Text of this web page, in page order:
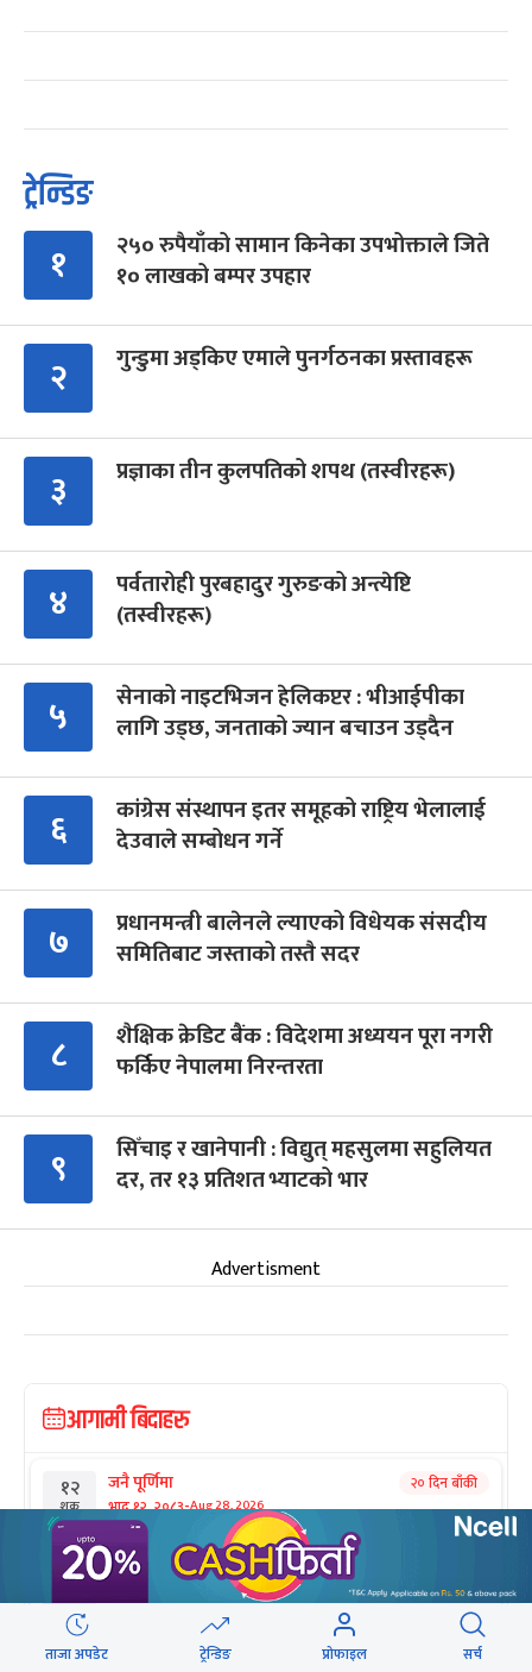
ट्रेन्डिङ
१
२५० रुपैयाँको सामान किनेका उपभोक्ताले जिते
१० लाखको बम्पर उपहार
२ गुन्डुमा अड्किए एमाले पुनर्गठनका प्रस्तावहरू
३ प्रज्ञाका तीन कुलपतिको शपथ (तस्वीरहरू)
४
पर्वतारोही पुरबहादुर गुरुङको अन्त्येष्टि
(तस्वीरहरू)
५
सेनाको नाइटभिजन हेलिकप्टर : भीआईपीका
लागि उड्छ, जनताको ज्यान बचाउन उड्दैन
६
कांग्रेस संस्थापन इतर समूहको राष्ट्रिय भेलालाई
देउवाले सम्बोधन गर्ने
७
प्रधानमन्त्री बालेनले ल्याएको विधेयक संसदीय
समितिबाट जस्ताको तस्तै सदर
८
शैक्षिक क्रेडिट बैंक : विदेशमा अध्ययन पूरा नगरी
फर्किए नेपालमा निरन्तरता
९
सिँचाइ र खानेपानी : विद्युत् महसुलमा सहुलियत
दर, तर १३ प्रतिशत भ्याटको भार
Advertisment
आगामी बिदाहरु
१२
शुक्र
जनै पूर्णिमा
भाद्र १२, २०८३-Aug 28, 2026
२० दिन बाँकी
१९ श्रीकृष्ण जन्माष्टमी व्रत
- Sep 4, 2026
३ १ महिना बाँकी
ताजा अपडेट ट्रेन्डिङ प्रोफाइल सर्च